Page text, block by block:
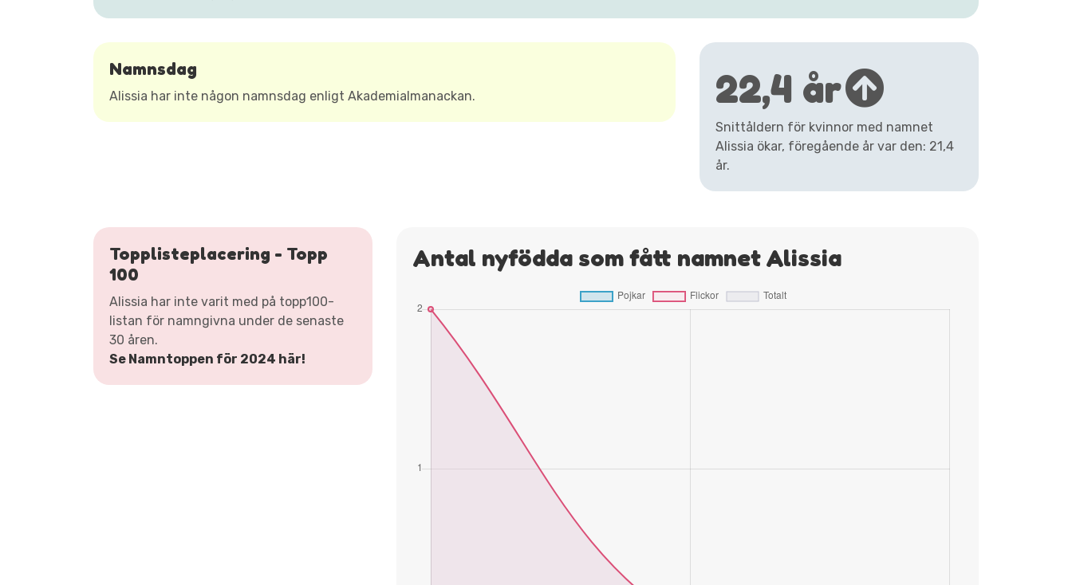
Namnsdag
Alissia har inte någon namnsdag enligt Akademialmanackan. 22,4 år
Snittåldern för kvinnor med namnet
Alissia ökar, föregående år var den: 21,4
år.
Topplisteplacering - Topp
100
Alissia har inte varit med på topp100-
listan för namngivna under de senaste
30 åren.
Se Namntoppen för 2024 här!
Antal nyfödda som fått namnet Alissia